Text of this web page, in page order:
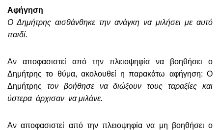
Αφήγηση
Ο Δημήτρης αισθάνθηκε την ανάγκη να μιλήσει με αυτό
παιδί.
Αν αποφασιστεί από την πλειοψηφία να βοηθήσει ο
Δημήτρης το θύμα, ακολουθεί η παρακάτω αφήγηση: Ο
Δημήτρης τον βοήθησε να διώξουν τους ταραξίες και
ύστερα άρχισαν να μιλάνε.
Αν αποφασιστεί από την πλειοψηφία να μη βοηθήσει ο